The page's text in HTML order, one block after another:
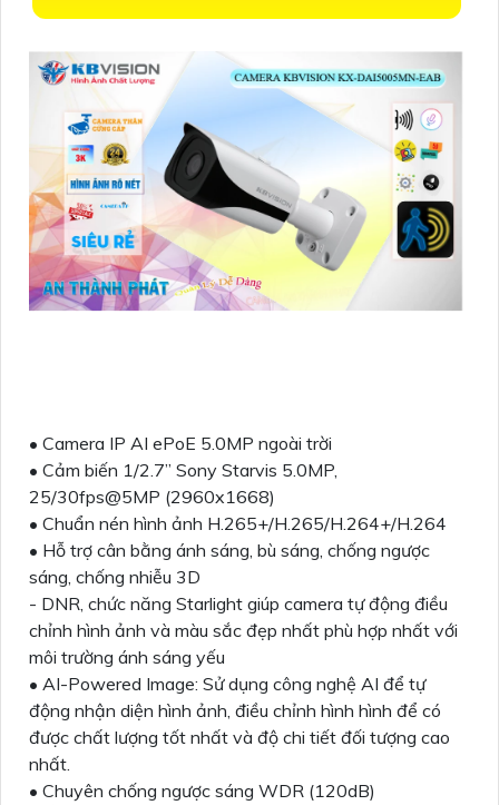
• Camera IP AI ePoE 5.0MP ngoài trời
• Cảm biến 1/2.7” Sony Starvis 5.0MP,
25/30fps@5MP (2960x1668)
• Chuẩn nén hình ảnh H.265+/H.265/H.264+/H.264
• Hỗ trợ cân bằng ánh sáng, bù sáng, chống ngược
sáng, chống nhiễu 3D
- DNR, chức năng Starlight giúp camera tự động điều
chỉnh hình ảnh và màu sắc đẹp nhất phù hợp nhất với
môi trường ánh sáng yếu
• AI-Powered Image: Sử dụng công nghệ AI để tự
động nhận diện hình ảnh, điều chỉnh hình hình để có
được chất lượng tốt nhất và độ chi tiết đối tượng cao
nhất.
• Chuyên chống ngược sáng WDR (120dB)